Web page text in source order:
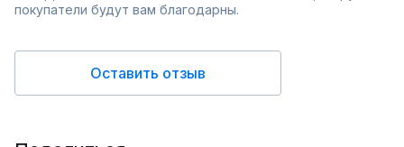
покупатели будут вам благодарны.
Оставить отзыв